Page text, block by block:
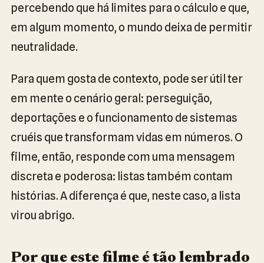
percebendo que há limites para o cálculo e que,
em algum momento, o mundo deixa de permitir
neutralidade.
Para quem gosta de contexto, pode ser útil ter
em mente o cenário geral: perseguição,
deportações e o funcionamento de sistemas
cruéis que transformam vidas em números. O
filme, então, responde com uma mensagem
discreta e poderosa: listas também contam
histórias. A diferença é que, neste caso, a lista
virou abrigo.
Por que este filme é tão lembrado